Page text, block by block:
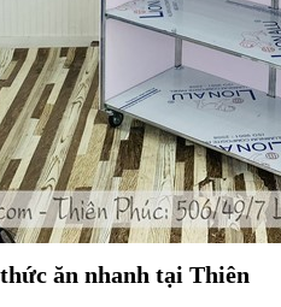
ăn nhanh tại Thiên